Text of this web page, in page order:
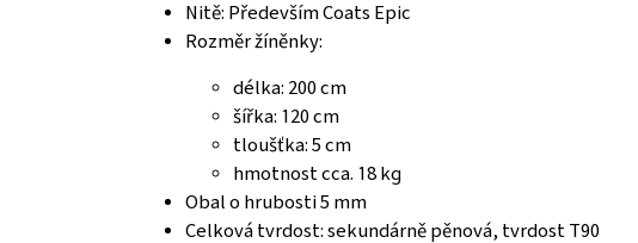
Nitě: Především Coats Epic
Rozměr žíněnky:
délka: 200 cm
šířka: 120 cm
tloušťka: 5 cm
hmotnost cca. 18 kg
Obal o hrubosti 5 mm
Celková tvrdost: sekundárně pěnová, tvrdost T90